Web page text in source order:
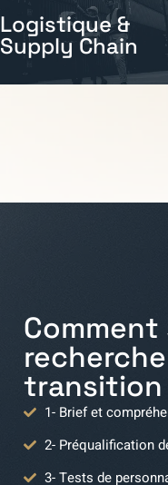
Logistique &
Supply Chain
transition
1- Brief et
2- Préqualification
3- Tests de